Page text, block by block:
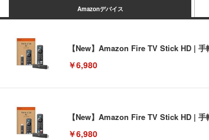
Amazonデバイス
【New】Amazon Fire TV Stick HD |
￥6,980
【New】Amazon Fire TV Stick HD |
￥6,980